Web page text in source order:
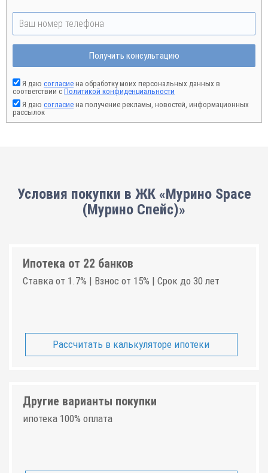
Получить консультацию
Я даю согласие на обработку моих персональных данных в
соответствии с Политикой конфиденциальности
Я даю согласие на получение рекламы, новостей, информационных
рассылок
Условия покупки в ЖК «Мурино Space
(Мурино Спейс)»
Ипотека от 22 банков
Ставка от 1.7% | Взнос от 15% | Срок до 30 лет
Рассчитать в калькуляторе ипотеки
Другие варианты покупки
ипотека 100% оплата